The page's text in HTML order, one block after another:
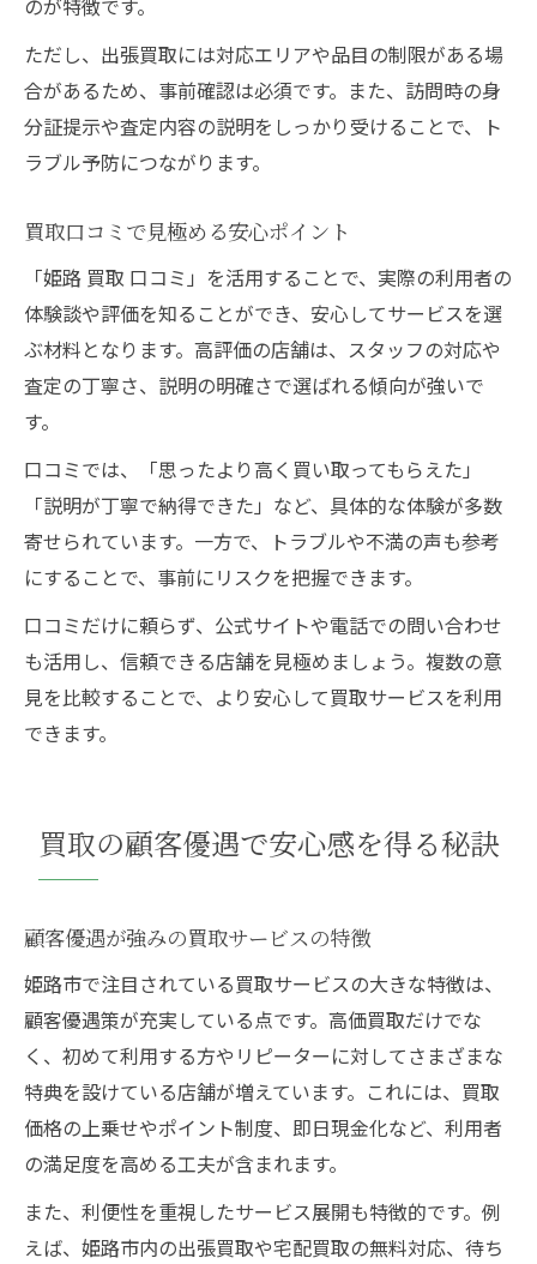
のが特徴です。
ただし、出張買取には対応エリアや品目の制限がある場
合があるため、事前確認は必須です。また、訪問時の身
分証提示や査定内容の説明をしっかり受けることで、ト
ラブル予防につながります。
買取口コミで見極める安心ポイント
「姫路 買取 口コミ」を活用することで、実際の利用者の
体験談や評価を知ることができ、安心してサービスを選
ぶ材料となります。高評価の店舗は、スタッフの対応や
査定の丁寧さ、説明の明確さで選ばれる傾向が強いで
す。
口コミでは、「思ったより高く買い取ってもらえた」
「説明が丁寧で納得できた」など、具体的な体験が多数
寄せられています。一方で、トラブルや不満の声も参考
にすることで、事前にリスクを把握できます。
口コミだけに頼らず、公式サイトや電話での問い合わせ
も活用し、信頼できる店舗を見極めましょう。複数の意
見を比較することで、より安心して買取サービスを利用
できます。
買取の顧客優遇で安心感を得る秘訣
顧客優遇が強みの買取サービスの特徴
姫路市で注目されている買取サービスの大きな特徴は、
顧客優遇策が充実している点です。高価買取だけでな
く、初めて利用する方やリピーターに対してさまざまな
特典を設けている店舗が増えています。これには、買取
価格の上乗せやポイント制度、即日現金化など、利用者
の満足度を高める工夫が含まれます。
また、利便性を重視したサービス展開も特徴的です。例
えば、姫路市内の出張買取や宅配買取の無料対応、待ち